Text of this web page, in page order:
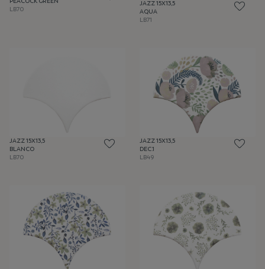
LB70
JAZZ 15X13,5
AQUA
LB71
JAZZ 15X13,5
BLANCO
LB70
JAZZ 15X13,5
DEC.1
LB49